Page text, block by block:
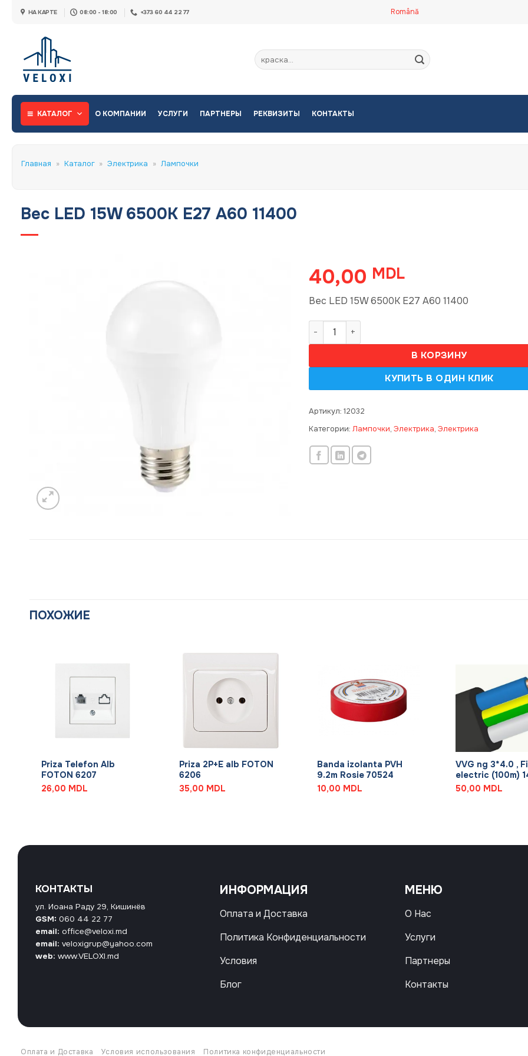
НА КАРТЕ 08:00 - 18:00 +373 60 44 22 77 Română
Искать:
КАТАЛОГ О КОМПАНИИ УСЛУГИ ПАРТНЕРЫ РЕКВИЗИТЫ КОНТАКТЫ
Главная » Каталог » Электрика » Лампочки
Bec LED 15W 6500K E27 A60 11400
40,00 MDL
Bec LED 15W 6500K E27 A60 11400
Количество товара Bec LED 15W 6500K E27 A60
В КОРЗИНУ
Артикул: 12032
Категории: Лампочки, Электрика, Электрика
ПОХОЖИЕ
Priza Telefon Alb
FOTON 6207
26,00 MDL
Priza 2P+E alb FOTON
6206
35,00 MDL
Banda izolanta PVH
9.2m Rosie 70524
10,00 MDL
VVG ng 3*4.0 ,
electric (100m)
50,00 MDL
КОНТАКТЫ
ул. Иоана Раду 29, Кишинёв
GSM: 060 44 22 77
email: office@veloxi.md
email: veloxigrup@yahoo.com
web: www.VELOXI.md
ИНФОРМАЦИЯ
Оплата и Доставка
Политика Конфиденциальности
Условия
Блог
МЕНЮ
О Нас
Услуги
Партнеры
Контакты
Оплата и Доставка Условия использования Политика конфиденциальности